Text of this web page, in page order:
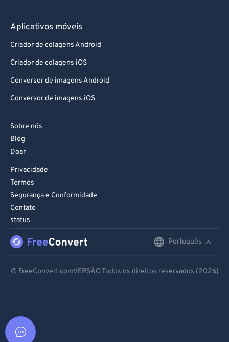
Aplicativos móveis
Criador de colagens Android
Criador de colagens iOS
Conversor de imagens Android
Conversor de imagens iOS
Sobre nós
Blog
Doar
Privacidade
Termos
Segurança e Conformidade
Contato
status
Português
© FreeConvert.comVERSÃO Todos os direitos reservados (2026)